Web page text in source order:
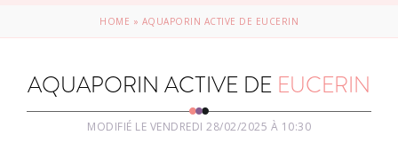
HOME » AQUAPORIN ACTIVE DE EUCERIN
AQUAPORIN ACTIVE DE EUCERIN
MODIFIÉ LE VENDREDI 28/02/2025 À 10:30